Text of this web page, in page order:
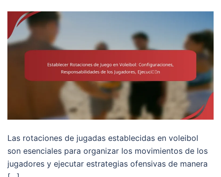
Las rotaciones de jugadas establecidas en voleibol
son esenciales para organizar los movimientos de los
jugadores y ejecutar estrategias ofensivas de manera